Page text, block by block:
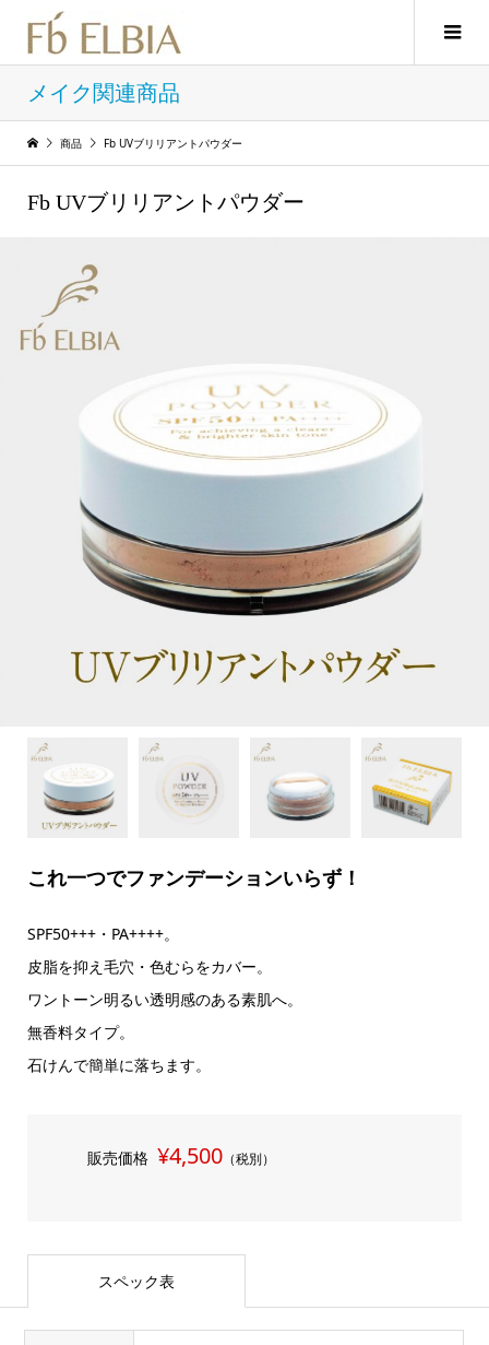
メイク関連商品
商品 Fb UVブリリアントパウダー
Fb UVブリリアントパウダー
これ一つでファンデーションいらず！
SPF50+++・PA++++。
皮脂を抑え毛穴・色むらをカバー。
ワントーン明るい透明感のある素肌へ。
無香料タイプ。
石けんで簡単に落ちます。
販売価格 ¥4,500（税別）
スペック表